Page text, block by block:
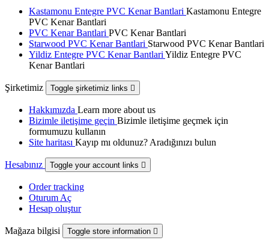
Kastamonu Entegre PVC Kenar Bantlari Kastamonu Entegre
PVC Kenar Bantlari
PVC Kenar Bantlari PVC Kenar Bantlari
Starwood PVC Kenar Bantlari Starwood PVC Kenar Bantlari
Yildiz Entegre PVC Kenar Bantlari Yildiz Entegre PVC
Kenar Bantlari
Şirketimiz Toggle şirketimiz links 
Hakkımızda Learn more about us
Bizimle iletişime geçin Bizimle iletişime geçmek için
formumuzu kullanın
Site haritası Kayıp mı oldunuz? Aradığınızı bulun
Hesabınız Toggle your account links 
Order tracking
Oturum Aç
Hesap oluştur
Mağaza bilgisi Toggle store information 